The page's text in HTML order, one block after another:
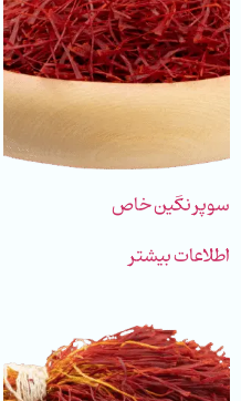
سوپر نگین خاص
اطلاعات بیشتر